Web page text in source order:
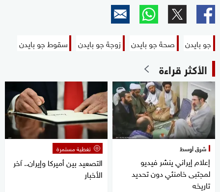
جو بايدن صحة جو بايدن زوجة جو بايدن سقوط جو بايدن
الأكثر قراءة
شرق أوسط
إعلام إيراني ينشر فيديو
لمجتبى خامنئي دون تحديد
تاريخه
تغطية مستمرة
التصعيد بين أميركا وإيران.. آخر
الأخبار